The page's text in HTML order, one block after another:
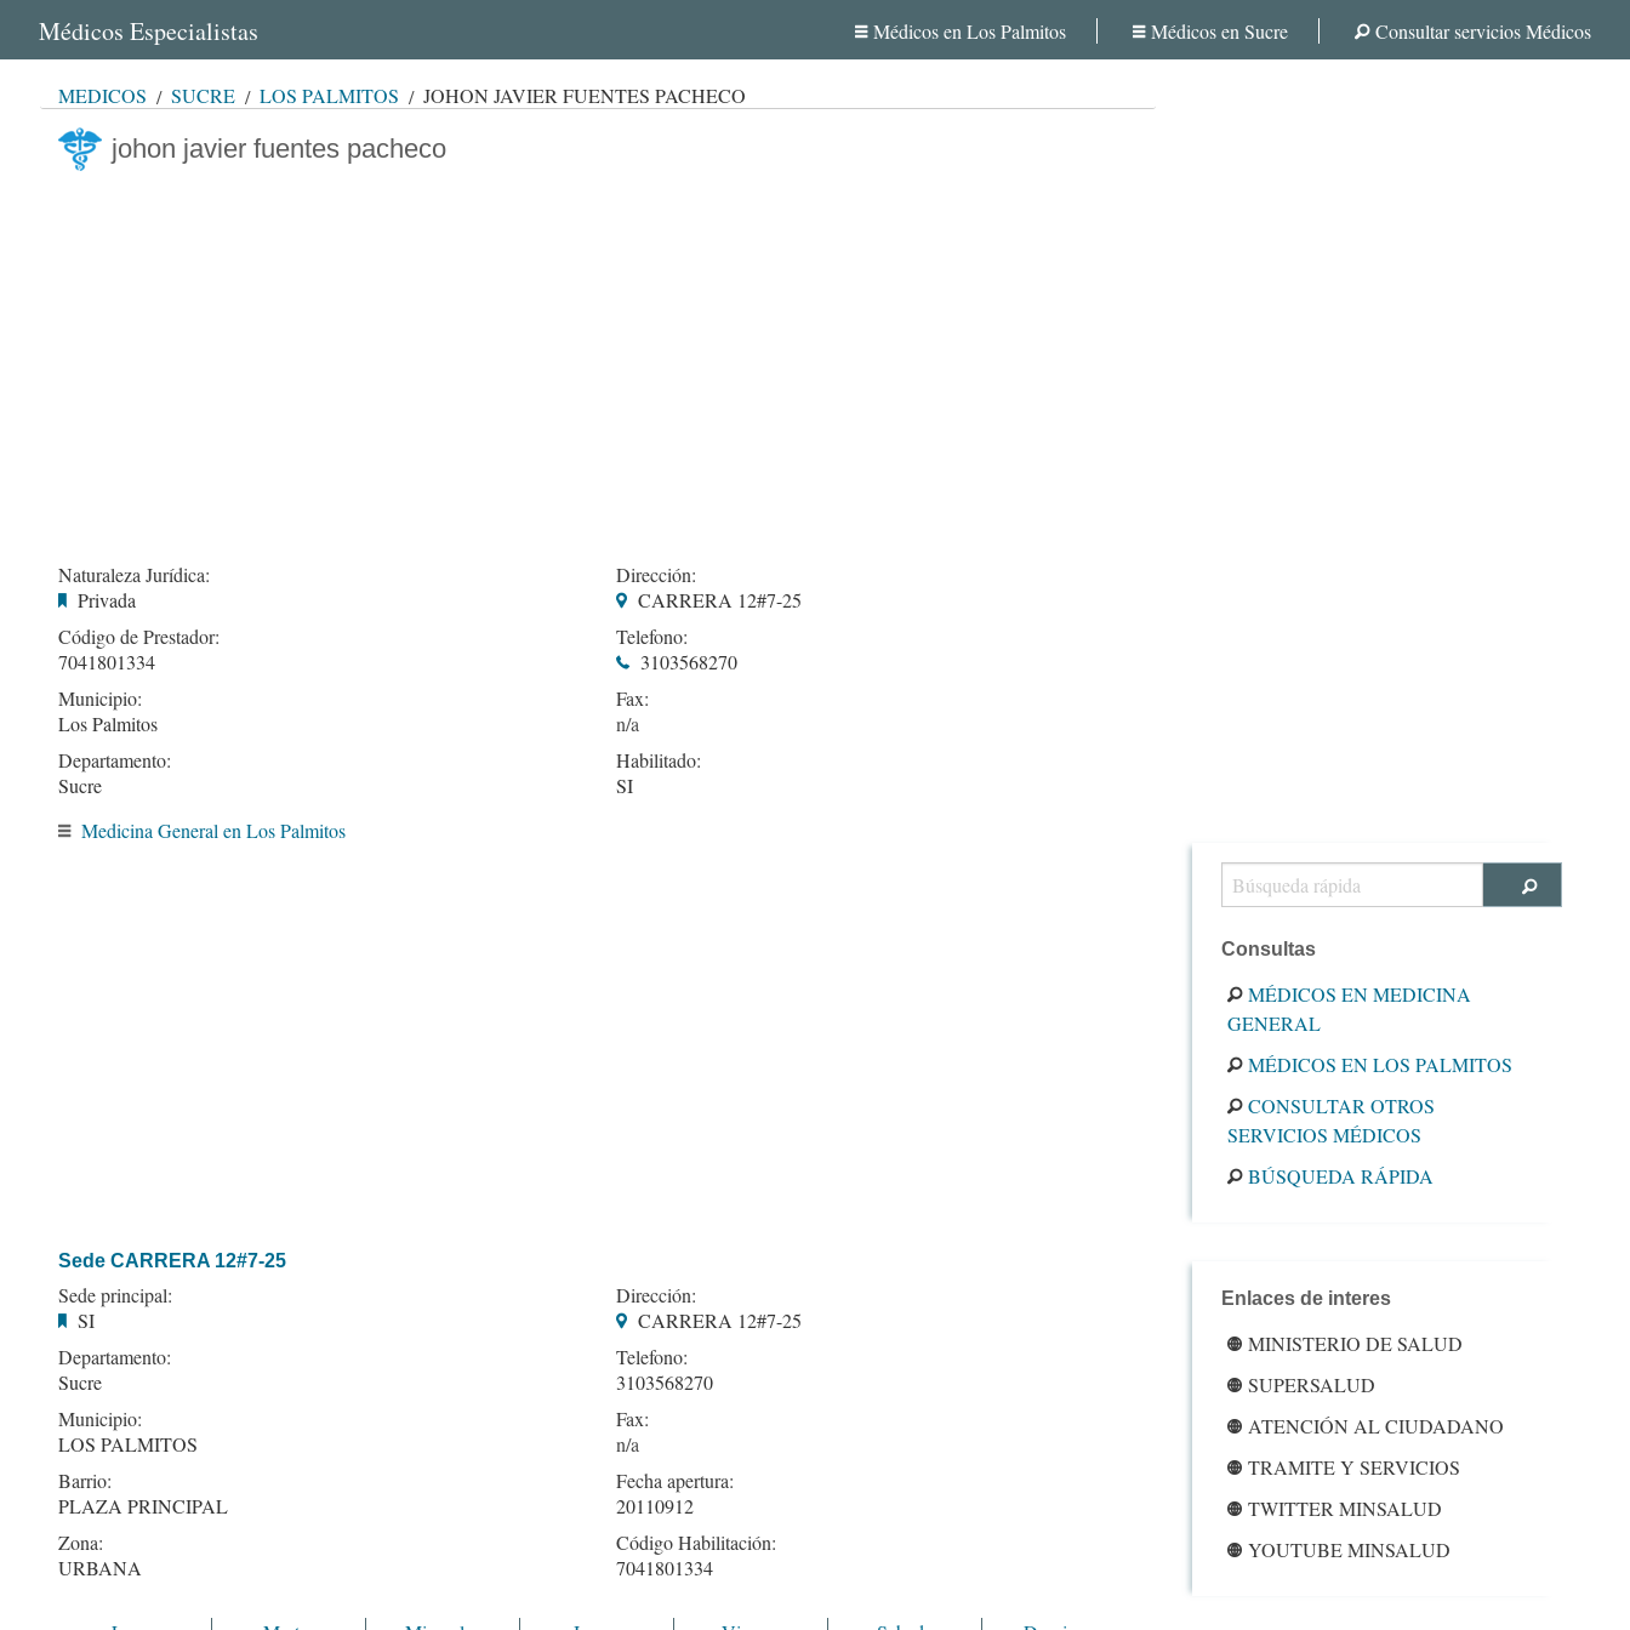
Médicos Especialistas Médicos en Los Palmitos Médicos en Sucre Consultar servicios Médicos
MÉDICOS SUCRE LOS PALMITOS JOHON JAVIER FUENTES PACHECO
johon javier fuentes pacheco
Naturaleza Jurídica:
Privada
Código de Prestador:
7041801334
Municipio:
Los Palmitos
Departamento:
Sucre
Dirección:
CARRERA 12#7-25
Telefono:
3103568270
Fax:
Habilitado:
SI
Medicina General en Los Palmitos
Sede CARRERA 12#7-25
Sede principal:
SI
Departamento:
Sucre
Municipio:
LOS PALMITOS
Barrio:
PLAZA PRINCIPAL
Zona:
URBANA
Dirección:
CARRERA 12#7-25
Telefono:
3103568270
Fax:
Fecha apertura:
20110912
Código Habilitación:
7041801334
Consultas
MÉDICOS EN MEDICINA
GENERAL
MÉDICOS EN LOS PALMITOS
CONSULTAR OTROS
SERVICIOS MÉDICOS
BÚSQUEDA RÁPIDA
Enlaces de interes
MINISTERIO DE SALUD
SUPERSALUD
ATENCIÓN AL CIUDADANO
TRAMITE Y SERVICIOS
TWITTER MINSALUD
YOUTUBE MINSALUD